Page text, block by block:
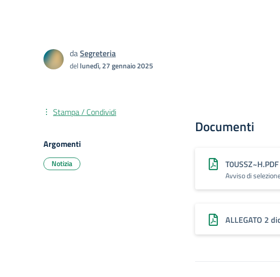
daSegreteria
dellunedì, 27 gennaio 2025
Documenti
T0USSZ~H.PDF
Avviso di
ALLEGATO 2
Stampa / Condividi
Argomenti
Notizia